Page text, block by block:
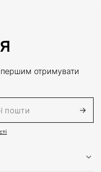
отримувати